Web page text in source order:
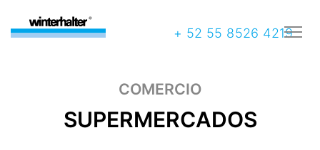
+ 52 55 8526 4219
COMERCIO
SUPERMERCADOS